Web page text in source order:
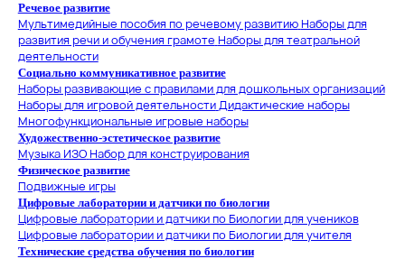
Речевое развитие
Мультимедийные пособия по речевому развитиюНаборы для
развития речи и обучения грамоте Наборы для театральной
деятельности
Социально коммуникативное развитие
Наборы развивающие с правилами для дошкольных организаций
Наборы для игровой деятельностиДидактические наборы
Многофункциональные игровые наборы
Художественно-эстетическое развитие
Музыка ИЗОНабор для конструирования
Физическое развитие
Подвижные игры
Цифровые лаборатории и датчики по биологии
Цифровые лаборатории и датчики по Биологии для учеников
Цифровые лаборатории и датчики по Биологии для учителя
Технические средства обучения по биологии